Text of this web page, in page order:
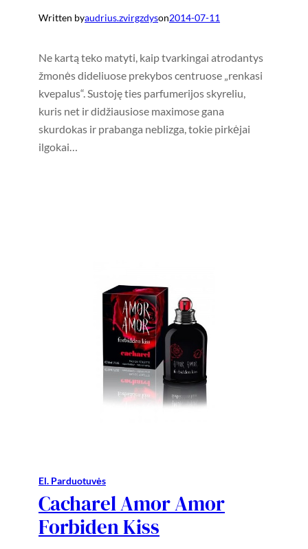
Written byaudrius.zvirgzdyson2014-07-11
Ne kartą teko matyti, kaip tvarkingai atrodantys
žmonės dideliuose prekybos centruose „renkasi
kvepalus“. Sustoję ties parfumerijos skyreliu,
kuris net ir didžiausiose maximose gana
skurdokas ir prabanga neblizga, tokie pirkėjai
ilgokai…
El. Parduotuvės
Cacharel Amor Amor
Forbiden Kiss